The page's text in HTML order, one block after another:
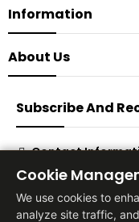
Information
About Us
Subscribe And
Contact
Cookie
We use cookies to
analyze site traffic,